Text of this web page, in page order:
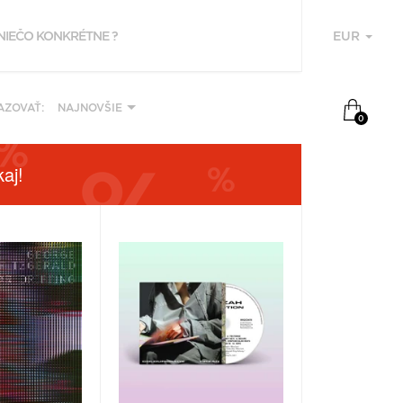
NAJNOVŠIE
Z
EUR
0